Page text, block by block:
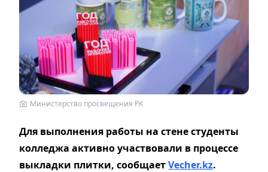
Министерство просвещения РК
Для выполнения работы на стене студенты
колледжа активно участвовали в процессе
выкладки плитки, сообщаетVecher.kz.